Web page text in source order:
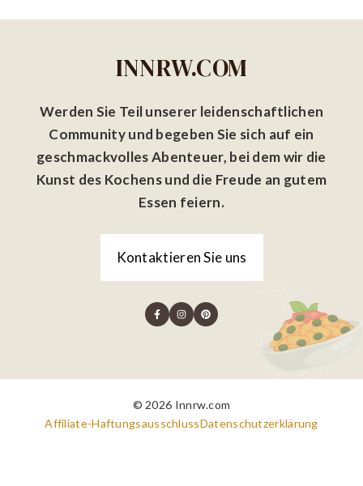
INNRW.COM
Werden Sie Teil unserer leidenschaftlichen
Community und begeben Sie sich auf ein
geschmackvolles Abenteuer, bei dem wir die
Kunst des Kochens und die Freude an gutem
Essen feiern.
Kontaktieren Sie uns
© 2026 Innrw.com
Affiliate-HaftungsausschlussDatenschutzerklärung